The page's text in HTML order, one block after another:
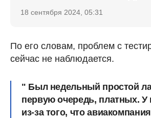
18 сентября 2024, 05:31
По его словам, проблем с
сейчас не наблюдается.
" Был недельный простой
первую очередь, платных. У
из-за того, что